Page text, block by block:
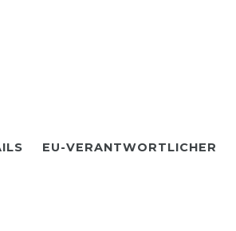
EU-VERANTWORTLICHER